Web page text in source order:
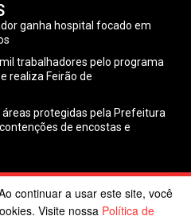
ganha hospital focado em
trabalhadores pelo programa
realiza Feirão de
áreas protegidas pela Prefeitura
de encostas e
reservados | Desenvolvido
continuar a usar este site, você
Visite nossa Política de